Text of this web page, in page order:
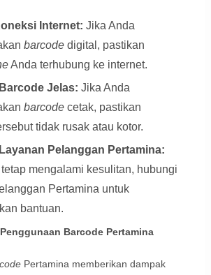
Internet: Jika Anda
barcodedigital, pastikan
Anda terhubung ke internet.
Jelas: Jika Anda
barcodecetak, pastikan
tidak rusak atau kotor.
Pelanggan Pertamina:
mengalami kesulitan, hubungi
Pertamina untuk
bantuan.
Barcode Pertamina
Pertamina memberikan dampak